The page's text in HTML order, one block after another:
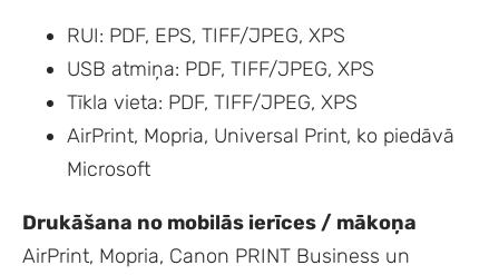
RUI: PDF, EPS, TIFF/JPEG, XPS
USB atmiņa: PDF, TIFF/JPEG, XPS
Tīkla vieta: PDF, TIFF/JPEG, XPS
AirPrint, Mopria, Universal Print, ko piedāvā
Microsoft
Drukāšana no mobilās ierīces / mākoņa
AirPrint, Mopria, Canon PRINT Business un